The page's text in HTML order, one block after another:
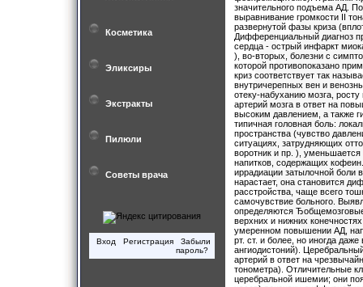
Косметика
Эликсиры
Экстракты
Пилюли
Советы врача
Вход Регистрация
Забыли
пароль?
значительного подъема АД.
выравнивание громкости II
развернутой фазы криза
Дифференциальный диагноз
сердца - острый инфаркт
), во-вторых, болезни с
которой противопоказано
криз соответствует так
внутричерепных вен и
отеку-набуханию мозга, росту
артерий мозга в ответ на
высоким давлением, а также
типичная головная боль:
пространства (чувство
ситуациях, затрудняющих
воротник и пр. ),
напитков, содержащих
иррадиации затылочной боли
нарастает, она становится
расстройства, чаще всего
самочувствие больного.
определяются
верхних и нижних
умеренном повышении АД,
рт. ст. и более, но иногда
ангиодистоний).
артерий в ответ на
тонометра). Отличительные
церебральной ишемии; они